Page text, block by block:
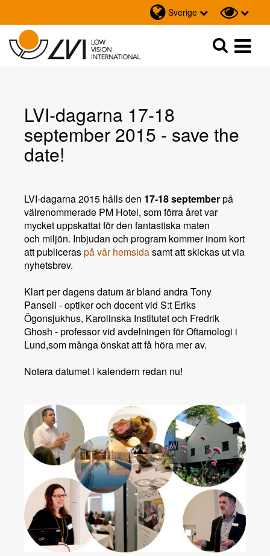
Sverige
Sök
LVI-dagarna 17-18
september 2015 - save the
date!
LVI-dagarna 2015 hålls den 17-18 septemberpå
välrenommerade PM Hotel, som förra året var
mycket uppskattat förden fantastiska maten
och miljön. Inbjudan och program kommer inom kort
att publiceraspå vår hemsidasamt att skickas ut via
nyhetsbrev.
Klart per dagens datum är bland andraTony
Pansell - optiker och docent vid S:t Eriks
Ögonsjukhus, Karolinska Institutet och Fredrik
Ghosh - professor vid avdelningen för Oftamologi i
Lund,som många önskat att få höra mer av.
Notera datumet i kalendern redan nu!